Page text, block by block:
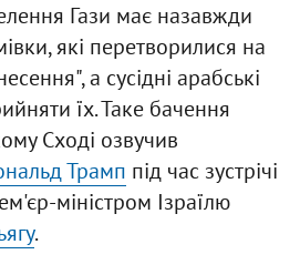
Гази має назавжди
які перетворилися на
а сусідні арабські
їх. Таке бачення
Сході озвучив
Трамп під час зустрічі
міністром Ізраїлю
.